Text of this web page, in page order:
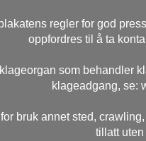
regler for god
oppfordres til å ta
som behandler
klageadgang, se:
bruk annet sted,
tillatt uten